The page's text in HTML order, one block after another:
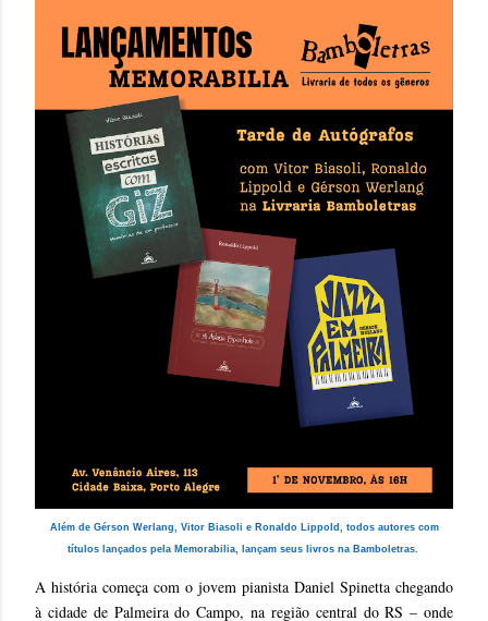
Além de Gérson Werlang, Vitor Biasoli e Ronaldo Lippold, todos autores com
títulos lançados pela Memorabilia, lançam seus livros na Bamboletras.
A história começa com o jovem pianista Daniel Spinetta chegando
à cidade de Palmeira do Campo, na região central do RS– onde